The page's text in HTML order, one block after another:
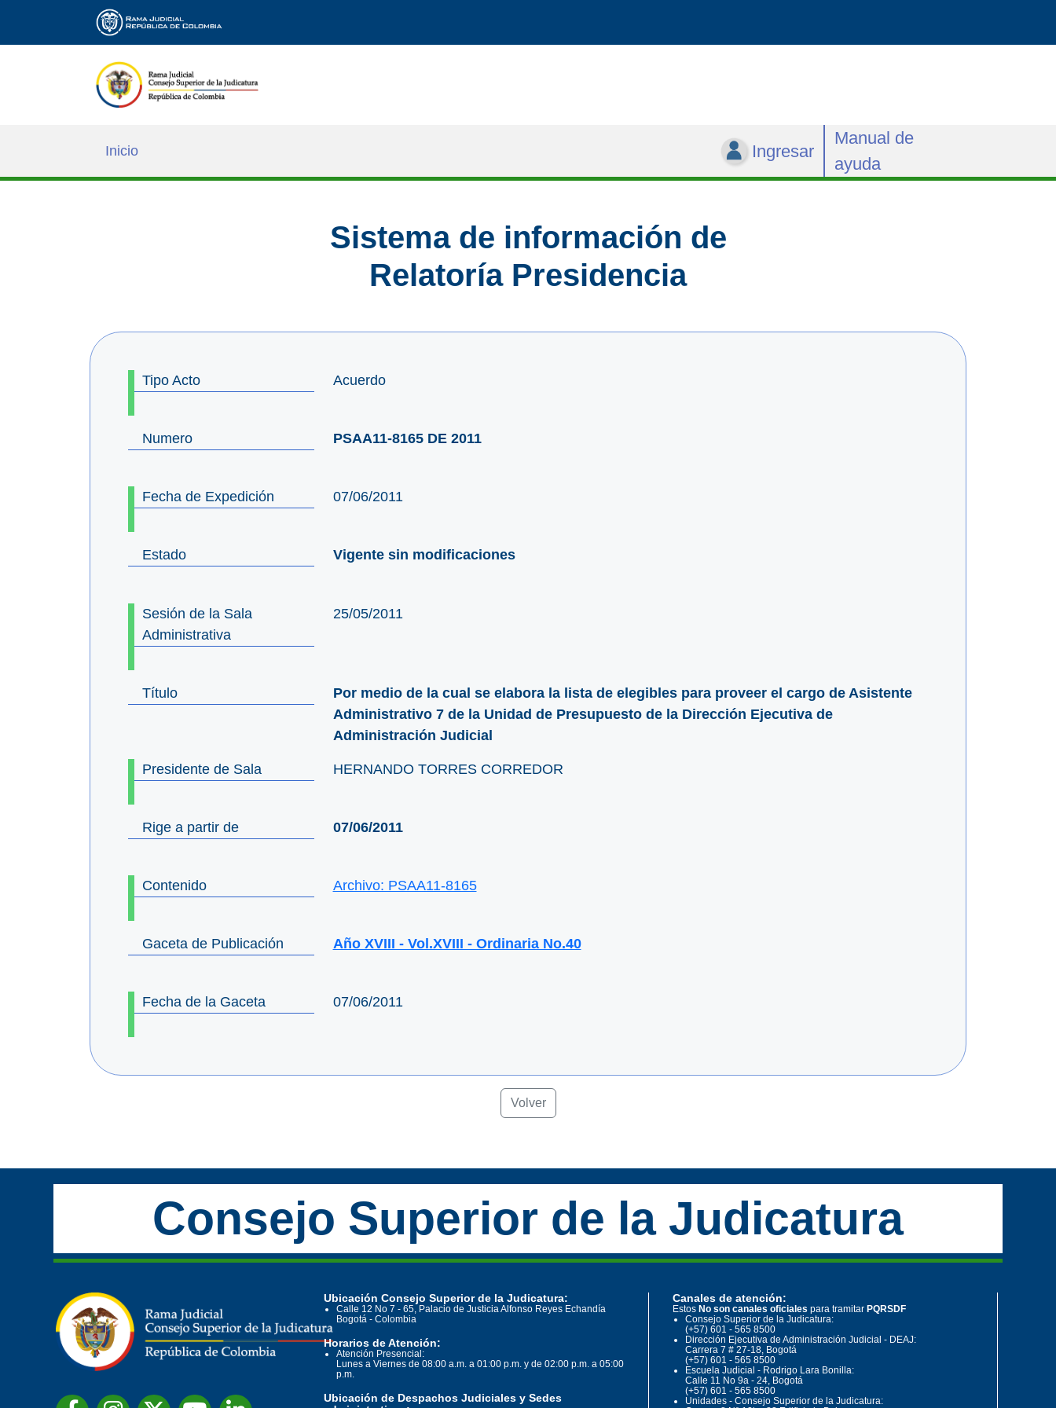
Inicio Ingresar
Manual de
ayuda
Sistema de información de
Relatoría Presidencia
Tipo Acto Acuerdo
Numero PSAA11-8165 DE 2011
Fecha de Expedición 07/06/2011
Estado Vigente sin modificaciones
Sesión de la Sala
Administrativa
25/05/2011
Título
Por medio de la cual se elabora la lista de elegibles para proveer el cargo de Asistente
Administrativo 7 de la Unidad de Presupuesto de la Dirección Ejecutiva de
Administración Judicial
Presidente de Sala HERNANDO TORRES CORREDOR
Rige a partir de 07/06/2011
Contenido Archivo: PSAA11-8165
Gaceta de Publicación Año XVIII - Vol.XVIII - Ordinaria No.40
Fecha de la Gaceta 07/06/2011
Volver
Consejo Superior de la Judicatura
Ubicación Consejo Superior de la Judicatura:
Calle 12 No 7 - 65, Palacio de Justicia Alfonso Reyes Echandía
Bogotá - Colombia
Horarios de Atención:
Atención Presencial:
Lunes a Viernes de 08:00 a.m. a 01:00 p.m. y de 02:00 p.m. a 05:00
p.m.
Ubicación de Despachos Judiciales y Sedes
Canales de atención:
Estos No son canales oficiales para tramitar PQRSDF
Consejo Superior de la Judicatura:
(+57) 601 - 565 8500
Dirección Ejecutiva de Administración Judicial - DEAJ:
Carrera 7 # 27-18, Bogotá
(+57) 601 - 565 8500
Escuela Judicial - Rodrigo Lara Bonilla:
Calle 11 No 9a - 24, Bogotá
(+57) 601 - 565 8500
Unidades - Consejo Superior de la Judicatura: